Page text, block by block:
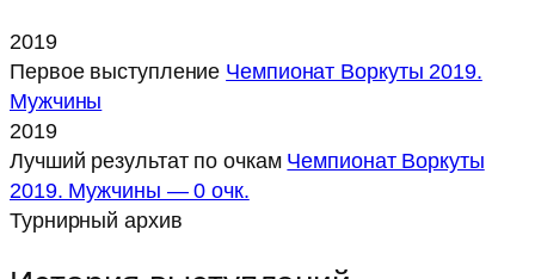
2019
Первое выступление Чемпионат Воркуты 2019.
Мужчины
2019
Лучший результат по очкам Чемпионат Воркуты
2019. Мужчины — 0 очк.
Турнирный архив